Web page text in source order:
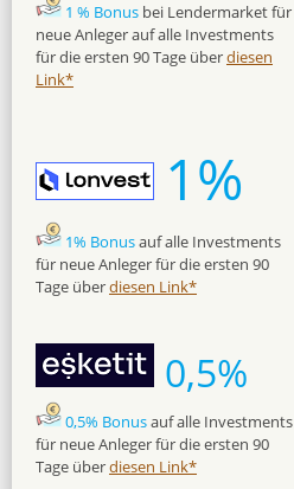
1 % Bonus bei Lendermarket für
neue Anleger auf alle Investments
für die ersten 90 Tage überdiesen
Link*
1%
1% Bonusauf alle Investments
für neue Anleger für die ersten 90
Tage überdiesen Link*
0,5%
0,5% Bonusauf alle Investments
für neue Anleger für die ersten 90
Tage überdiesen Link*